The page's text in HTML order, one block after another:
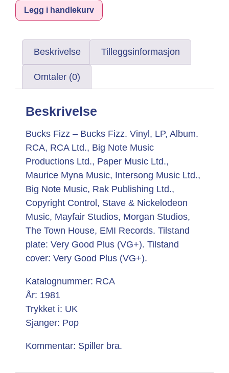
Legg i handlekurv
Beskrivelse Tilleggsinformasjon
Omtaler (0)
Beskrivelse
Bucks Fizz – Bucks Fizz. Vinyl, LP, Album.
RCA, RCA Ltd., Big Note Music
Productions Ltd., Paper Music Ltd.,
Maurice Myna Music, Intersong Music Ltd.,
Big Note Music, Rak Publishing Ltd.,
Copyright Control, Stave & Nickelodeon
Music, Mayfair Studios, Morgan Studios,
The Town House, EMI Records. Tilstand
plate: Very Good Plus (VG+). Tilstand
cover: Very Good Plus (VG+).
Katalognummer: RCA
År: 1981
Trykket i: UK
Sjanger: Pop
Kommentar: Spiller bra.